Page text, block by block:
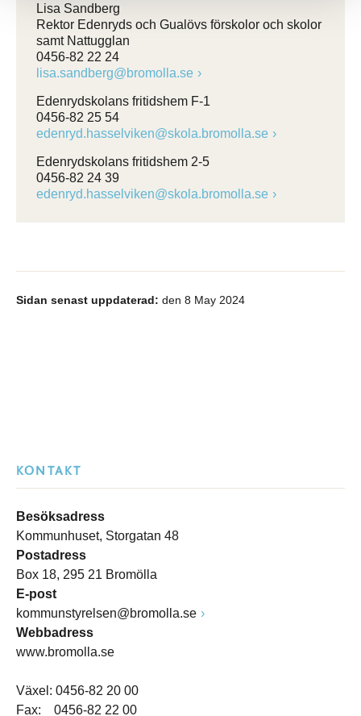
Lisa Sandberg
Rektor Edenryds och Gualövs förskolor och skolor
samt Nattugglan
0456-82 22 24
lisa.sandberg@bromolla.se
Edenrydskolans fritidshem F-1
0456-82 25 54
edenryd.hasselviken@skola.bromolla.se
Edenrydskolans fritidshem 2-5
0456-82 24 39
edenryd.hasselviken@skola.bromolla.se
Sidan senast uppdaterad: den 8 May 2024
KONTAKT
Besöksadress
Kommunhuset, Storgatan 48
Postadress
Box 18, 295 21 Bromölla
E-post
kommunstyrelsen@bromolla.se
Webbadress
www.bromolla.se
Växel: 0456-82 20 00
Fax: 0456-82 22 00